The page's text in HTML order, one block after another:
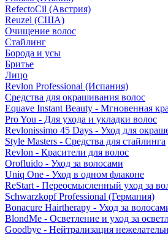
RefectoCil (Австрия)
Reuzel (США)
Очищение волос
Стайлинг
Борода и усы
Бритье
Лицо
Revlon Professional (Испания)
Средства для окрашивания волос
Equave Instant Beauty - Мгновенная
Pro You - Для ухода и укладки волос
Revlonissimo 45 Days - Уход для
Style Masters - Средства для стайлинга
Revlon - Красители для волос
Orofluido - Уход за волосами
Uniq One - Уход в одном флаконе
ReStart - Переосмысленный уход за
Schwarzkopf Professional (Германия)
Bonacure Hairtherapy - Уход за
BlondMe - Осветление и уход за
Goodbye - Нейтрализация